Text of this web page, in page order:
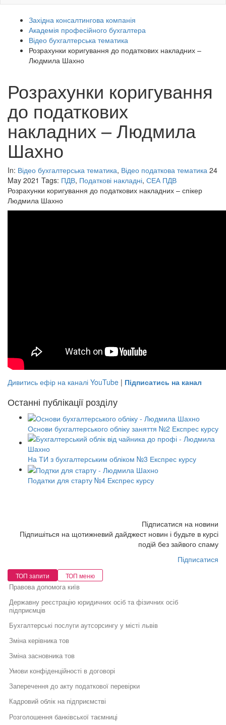
Західна консалтингова компанія
Академія професійного бухгалтера
Відео бухгалтерська тематика
Розрахунки коригування до податкових накладних –
Людмила Шахно
Розрахунки коригування
до податкових
накладних – Людмила
Шахно
In: Відео бухгалтерська тематика, Відео податкова тематика 24
May 2021 Tags: ПДВ, Податкові накладні, СЕА ПДВ
Розрахунки коригування до податкових накладних – спікер
Людмила Шахно
Дивитись ефір на каналі YouTube | Підписатись на канал
Останні публікації розділу
Основи бухгалтерського обліку заняття №2 Експрес курсу
На ТИ з бухгалтерським обліком №3 Експрес курсу
Податки для старту №4 Експрес курсу
Підписатися на новини
Підпишіться на щотижневий дайджест новин і будьте в курсі
подій без зайвого спаму
Підписатися
ТОП запити ТОП меню
Правова допомога київ
Державну реєстрацію юридичних осіб та фізичних осіб
підприємців
Бухгалтерські послуги аутсорсингу у місті львів
Зміна керівника тов
Зміна засновника тов
Умови конфіденційності в договорі
Заперечення до акту податкової перевірки
Кадровий облік на підприємстві
Розголошення банківської таємниці